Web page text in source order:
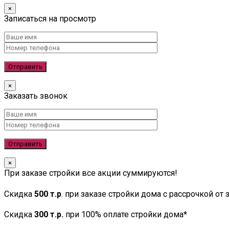
×
Записаться на просмотр
×
Заказать звонок
×
При заказе стройки все акции суммируются!
Скидка 500 т.р. при заказе стройки дома с рассрочкой от
Скидка 300 т.р. при 100% оплате стройки дома*